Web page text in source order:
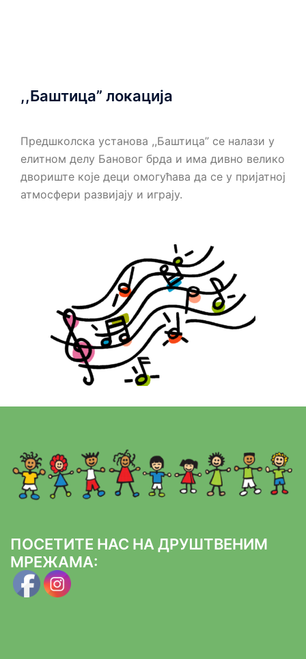
,,Баштица” локација
Предшколска установа ,,Баштица” се налази у
елитном делу Бановог брда и има дивно велико
двориште које деци омогућава да се у пријатној
атмосфери развијају и играју.
ПОСЕТИТЕ НАС НА ДРУШТВЕНИМ
МРЕЖАМА: